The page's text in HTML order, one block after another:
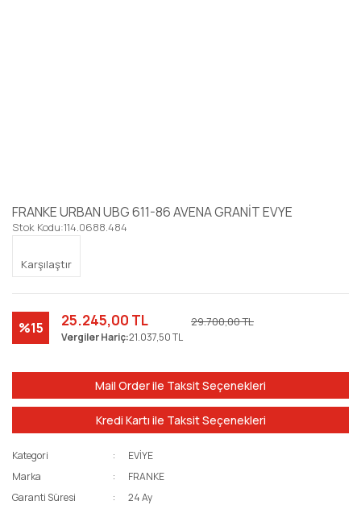
FRANKE URBAN UBG 611-86 AVENA GRANİT EVYE
Stok Kodu:114.0688.484
Karşılaştır
%15 25.245,00 TL
Vergiler Hariç:21.037,50 TL
29.700,00 TL
Mail Order ile Taksit Seçenekleri
Kredi Kartı ile Taksit Seçenekleri
Kategori
EVİYE
Marka
FRANKE
Garanti Süresi
24 Ay